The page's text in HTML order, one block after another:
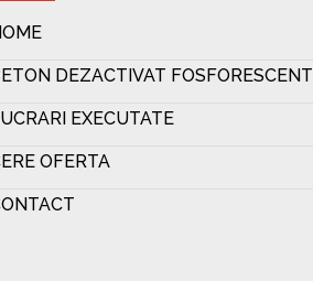
DEZACTIVAT FOSFORESCENT
EXECUTATE
OFERTA